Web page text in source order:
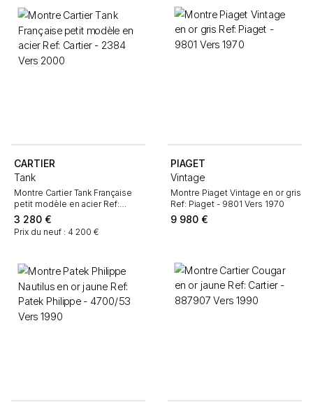
CARTIER
Tank
Montre Cartier Tank Française
petit modèle en acier Ref:
Cartier - 2384 Vers 2000
3 280 €
Prix du neuf : 4 200 €
PIAGET
Vintage
Montre Piaget Vintage en or gris
Ref: Piaget - 9801 Vers 1970
9 980 €